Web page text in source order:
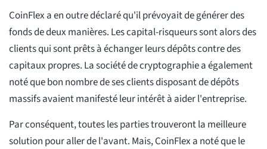
CoinFlex a en outre déclaré qu'il prévoyait de générer des
fonds de deux manières. Les capital-risqueurs sont alors des
clients qui sont prêts à échanger leurs dépôts contre des
capitaux propres. La société de cryptographie a également
noté que bon nombre de ses clients disposant de dépôts
massifs avaient manifesté leur intérêt à aider l'entreprise.
Par conséquent, toutes les parties trouveront la meilleure
solution pour aller de l'avant. Mais, CoinFlex a noté que le